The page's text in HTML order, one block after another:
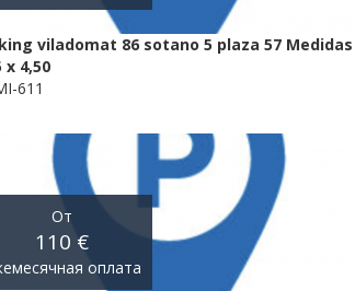
viladomat 86 sotano 5 plaza 57 Medidas
x 4,50
611
От
110 €
оплата